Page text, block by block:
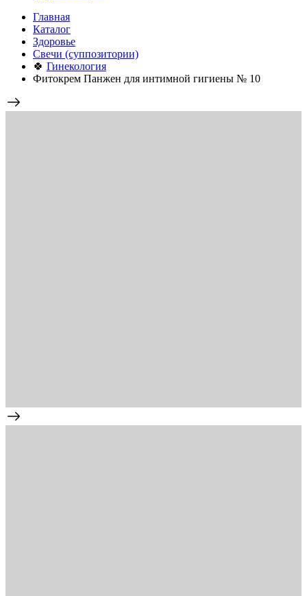
Главная
Каталог
Здоровье
Свечи (суппозитории)
🍀 Гинекология
Фитокрем Панжен для интимной гигиены № 10